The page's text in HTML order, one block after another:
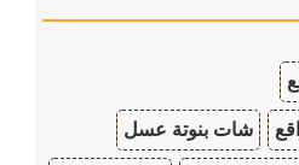
شات بنوتة عسل